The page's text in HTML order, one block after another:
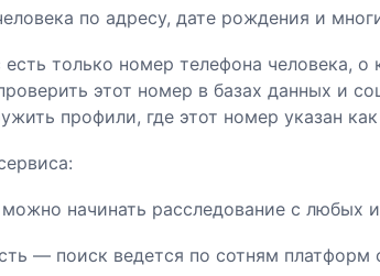
по адресу, дате рождения и
только номер телефона человека,
этот номер в базах данных и
профили, где этот номер указан
начинать расследование с любых
— поиск ведется по сотням платформ